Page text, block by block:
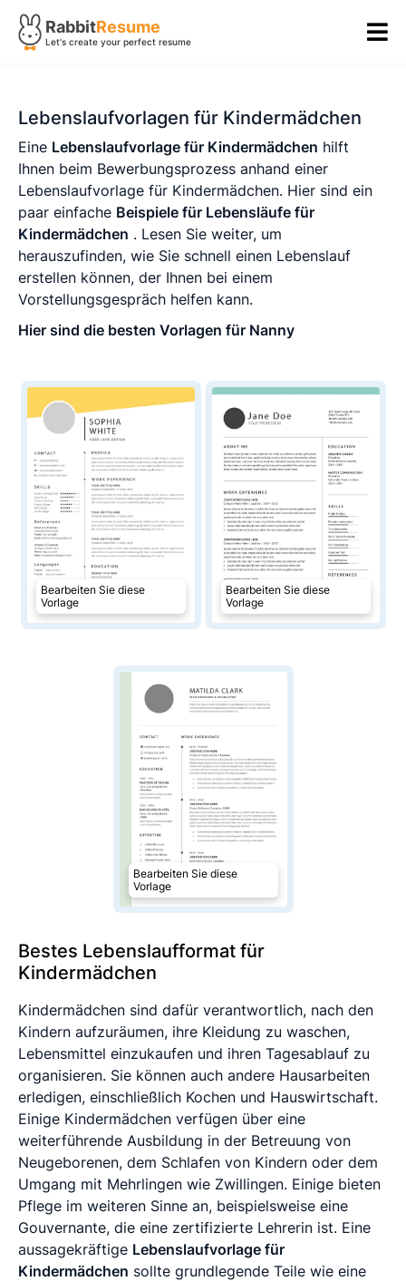
RabbitResume
Let's create your perfect resume
Lebenslaufvorlagen für Kindermädchen
Eine Lebenslaufvorlage für Kindermädchen hilft
Ihnen beim Bewerbungsprozess anhand einer
Lebenslaufvorlage für Kindermädchen. Hier sind ein
paar einfache Beispiele für Lebensläufe für
Kindermädchen . Lesen Sie weiter, um
herauszufinden, wie Sie schnell einen Lebenslauf
erstellen können, der Ihnen bei einem
Vorstellungsgespräch helfen kann.
Hier sind die besten Vorlagen für Nanny
Bearbeiten Sie diese
Vorlage
Bearbeiten Sie diese
Vorlage
Bearbeiten Sie diese
Vorlage
Bestes Lebenslaufformat für
Kindermädchen
Kindermädchen sind dafür verantwortlich, nach den
Kindern aufzuräumen, ihre Kleidung zu waschen,
Lebensmittel einzukaufen und ihren Tagesablauf zu
organisieren. Sie können auch andere Hausarbeiten
erledigen, einschließlich Kochen und Hauswirtschaft.
Einige Kindermädchen verfügen über eine
weiterführende Ausbildung in der Betreuung von
Neugeborenen, dem Schlafen von Kindern oder dem
Umgang mit Mehrlingen wie Zwillingen. Einige bieten
Pflege im weiteren Sinne an, beispielsweise eine
Gouvernante, die eine zertifizierte Lehrerin ist. Eine
aussagekräftige Lebenslaufvorlage für
Kindermädchen sollte grundlegende Teile wie eine